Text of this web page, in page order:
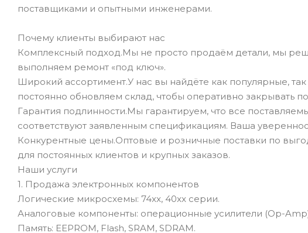
поставщиками и опытными инженерами.
Почему клиенты выбирают нас
Комплексный подход.Мы не просто продаём детали, мы
выполняем ремонт «под ключ».
Широкий ассортимент.У нас вы найдёте как популярные,
постоянно обновляем склад, чтобы оперативно закрывать
Гарантия подлинности.Мы гарантируем, что все
соответствуют заявленным спецификациям. Ваша
Конкурентные цены.Оптовые и розничные поставки по
для постоянных клиентов и крупных заказов.
Наши услуги
1. Продажа электронных компонентов
Логические микросхемы: 74xx, 40xx серии.
Аналоговые компоненты: операционные усилители (Op-
Память: EEPROM, Flash, SRAM, SDRAM.